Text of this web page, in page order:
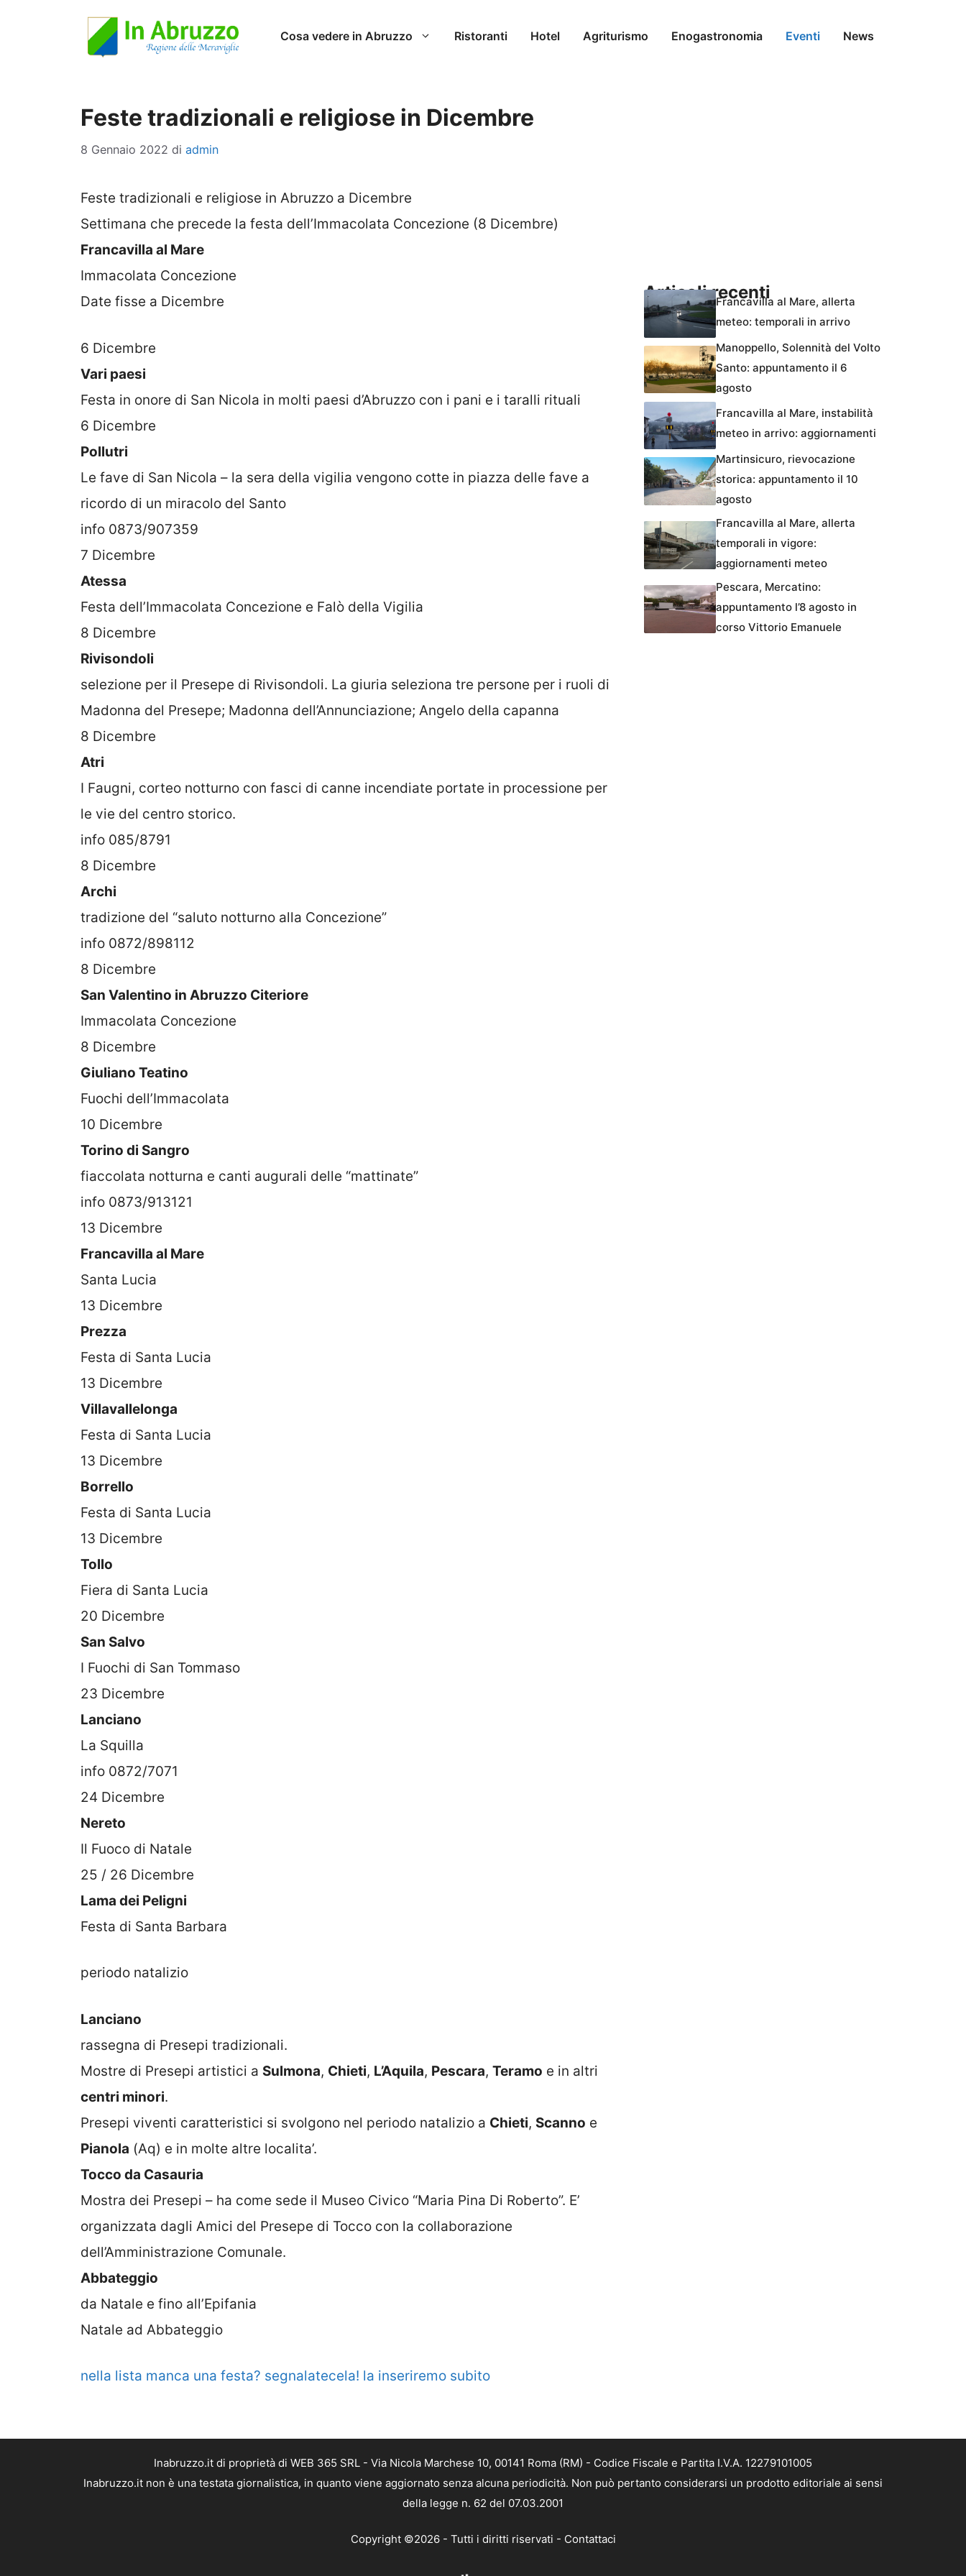
Cosa vedere in Abruzzo Ristoranti Hotel Agriturismo Enogastronomia Eventi News
Feste tradizionali e religiose in Dicembre
8 Gennaio 2022 di admin
Feste tradizionali e religiose in Abruzzo a Dicembre
Settimana che precede la festa dell’Immacolata Concezione (8 Dicembre)
Francavilla al Mare
Immacolata Concezione
Date fisse a Dicembre
6 Dicembre
Vari paesi
Festa in onore di San Nicola in molti paesi d’Abruzzo con i pani e i taralli rituali
6 Dicembre
Pollutri
Le fave di San Nicola – la sera della vigilia vengono cotte in piazza delle fave a
ricordo di un miracolo del Santo
info 0873/907359
7 Dicembre
Atessa
Festa dell’Immacolata Concezione e Falò della Vigilia
8 Dicembre
Rivisondoli
selezione per il Presepe di Rivisondoli. La giuria seleziona tre persone per i ruoli di
Madonna del Presepe; Madonna dell’Annunciazione; Angelo della capanna
8 Dicembre
Atri
I Faugni, corteo notturno con fasci di canne incendiate portate in processione per
le vie del centro storico.
info 085/8791
8 Dicembre
Archi
tradizione del “saluto notturno alla Concezione”
info 0872/898112
8 Dicembre
San Valentino in Abruzzo Citeriore
Immacolata Concezione
8 Dicembre
Giuliano Teatino
Fuochi dell’Immacolata
10 Dicembre
Torino di Sangro
fiaccolata notturna e canti augurali delle “mattinate”
info 0873/913121
13 Dicembre
Francavilla al Mare
Santa Lucia
13 Dicembre
Prezza
Festa di Santa Lucia
13 Dicembre
Villavallelonga
Festa di Santa Lucia
13 Dicembre
Borrello
Festa di Santa Lucia
13 Dicembre
Tollo
Fiera di Santa Lucia
20 Dicembre
San Salvo
I Fuochi di San Tommaso
23 Dicembre
Lanciano
La Squilla
info 0872/7071
24 Dicembre
Nereto
Il Fuoco di Natale
25 / 26 Dicembre
Lama dei Peligni
Festa di Santa Barbara
periodo natalizio
Lanciano
rassegna di Presepi tradizionali.
Mostre di Presepi artistici a Sulmona, Chieti, L’Aquila, Pescara, Teramo e in altri
centri minori.
Presepi viventi caratteristici si svolgono nel periodo natalizio a Chieti, Scanno e
Pianola (Aq) e in molte altre localita’.
Tocco da Casauria
Mostra dei Presepi – ha come sede il Museo Civico “Maria Pina Di Roberto”. E’
organizzata dagli Amici del Presepe di Tocco con la collaborazione
dell’Amministrazione Comunale.
Abbateggio
da Natale e fino all’Epifania
Natale ad Abbateggio
nella lista manca una festa? segnalatecela! la inseriremo subito
Articoli recentiFrancavilla al Mare, allerta
meteo: temporali in arrivo
Manoppello, Solennità del Volto
Santo: appuntamento il 6
agosto
Francavilla al Mare, instabilità
meteo in arrivo: aggiornamenti
Martinsicuro, rievocazione
storica: appuntamento il 10
agosto
Francavilla al Mare, allerta
temporali in vigore:
aggiornamenti meteo
Pescara, Mercatino:
appuntamento l’8 agosto in
corso Vittorio Emanuele
Inabruzzo.it di proprietà di WEB 365 SRL - Via Nicola Marchese 10, 00141 Roma (RM) - Codice Fiscale e Partita I.V.A. 12279101005
Inabruzzo.it non è una testata giornalistica, in quanto viene aggiornato senza alcuna periodicità. Non può pertanto considerarsi un prodotto editoriale ai sensi
della legge n. 62 del 07.03.2001
Copyright ©2026 - Tutti i diritti riservati - Contattaci